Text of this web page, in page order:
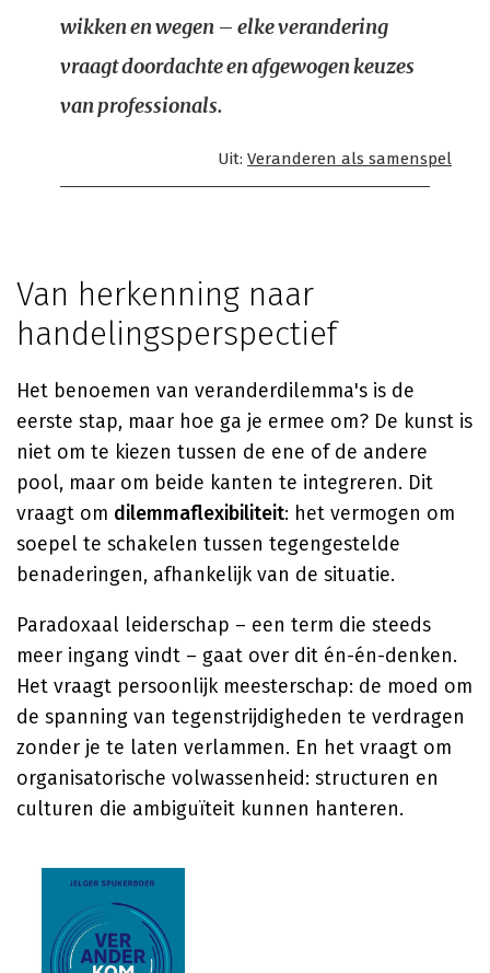
wikken en wegen – elke verandering
vraagt doordachte en afgewogen keuzes
van professionals.
Uit: Veranderen als samenspel
Van herkenning naar
handelingsperspectief
Het benoemen van veranderdilemma's is de
eerste stap, maar hoe ga je ermee om? De kunst is
niet om te kiezen tussen de ene of de andere
pool, maar om beide kanten te integreren. Dit
vraagt om dilemmaflexibiliteit: het vermogen om
soepel te schakelen tussen tegengestelde
benaderingen, afhankelijk van de situatie.
Paradoxaal leiderschap – een term die steeds
meer ingang vindt – gaat over dit én-én-denken.
Het vraagt persoonlijk meesterschap: de moed om
de spanning van tegenstrijdigheden te verdragen
zonder je te laten verlammen. En het vraagt om
organisatorische volwassenheid: structuren en
culturen die ambiguïteit kunnen hanteren.